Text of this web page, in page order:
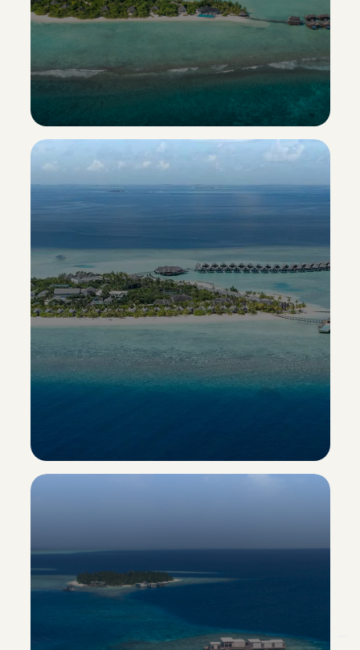
Hideaway Beach Resort & Spa
Esclusiva Sporting Vacanze
Scopri il resort ->